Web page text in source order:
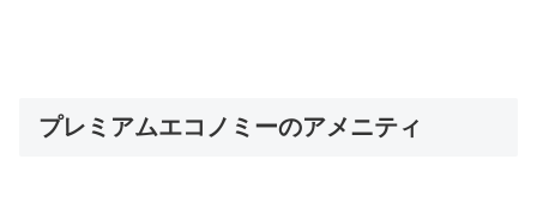
プレミアムエコノミーのアメニティ